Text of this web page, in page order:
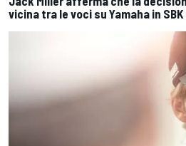
vicina tra le voci su Yamaha in SBK